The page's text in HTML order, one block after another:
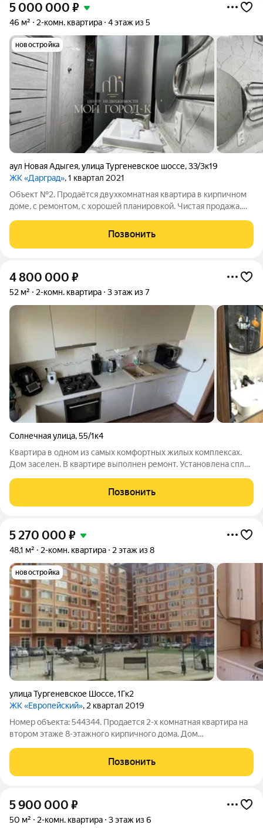
5 000 000 ₽
46 м² 2-комн. квартира 4 этаж из 5
новостройка
аул Новая Адыгея,улица Тургеневское шоссе,33/3к19
ЖК «Дарград», 1 квартал 2021
Объект №2. Продаётся двухкомнатная квартира в кирпичном
доме, с ремонтом, с хорошей планировкой. Чистая продажа,
инфраструктурой, в шаговой доступности ТЦ «Мега Адыгея»,
«Леруа Мерлен», METRO и
Позвонить
4 800 000 ₽
52 м² 2-комн. квартира 3 этаж из 7
Солнечная улица,55/1к4
Квартира в одном из самых комфортных жилых комплексах.
Дом заселен. В квартире выполнен ремонт. Установлена сплит
Остается мебель частично, техника остается вся. Документы
готовы к продаже.
Позвонить
5 270 000 ₽
48,1 м² 2-комн. квартира 2 этаж из 8
новостройка
улица Тургеневское Шоссе,1Гк2
ЖК «Европейский», 2 квартал 2019
Номер объекта: 544344. Продается 2-х комнатная квартира на
втором этаже 8-этажного кирпичного дома. Дом
Тахтамукайского района республики Адыгея на улице
Тургеневское шоссе 1Г, корпус 2. 10 минут
Позвонить
5 900 000 ₽
50 м² 2-комн. квартира 3 этаж из 6